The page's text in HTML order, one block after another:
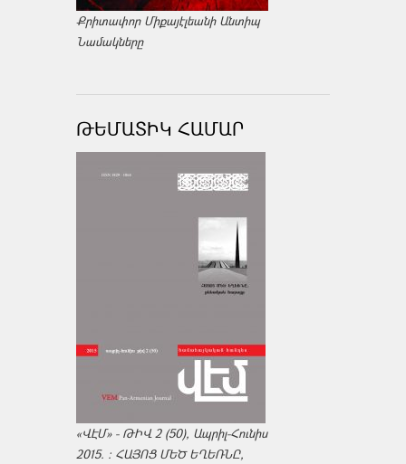
Քրիտափոր Միքայէլեանի Անտիպ
Նամակները
ԹԵՄԱՏԻԿ ՀԱՄԱՐ
«ՎԷՄ» - ԹԻՎ 2 (50), Ապրիլ-Հունիս
2015. : ՀԱՅՈՑ ՄԵԾ ԵՂԵՌՆԸ,